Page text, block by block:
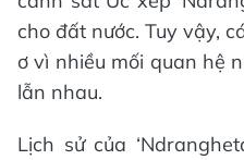
cho đất nước. Tuy vậy,
ơ vì nhiều mối quan hệ
lẫn nhau.
Lịch sử của